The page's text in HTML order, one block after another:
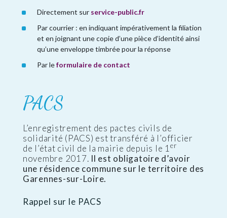
Directement sur service-public.fr
Par courrier : en indiquant impérativement la filiation
et en joignant une copie d’une pièce d’identité ainsi
qu’une enveloppe timbrée pour la réponse
Par leformulaire de contact
PACS
L’enregistrement des pactes civils de
solidarité (PACS) est transféré à l’officier
de l’état civil de la mairie depuis le 1 er
novembre 2017. Il est obligatoire d’avoir
une résidence commune sur le territoire des
Garennes-sur-Loire.
Rappel sur le PACS